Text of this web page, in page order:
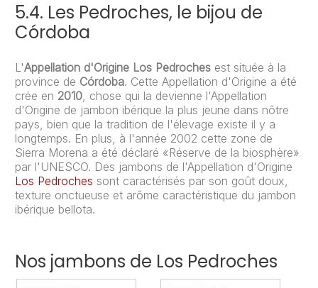
5.4. Les Pedroches, le bijou de
Córdoba
L'Appellation d'Origine Los Pedroches est située à la
province de Córdoba. Cette Appellation d'Origine a été
crée en 2010, chose qui la devienne l'Appellation
d'Origine de jambon ibérique la plus jeune dans nôtre
pays, bien que la tradition de l'élevage existe il y a
longtemps. En plus, à l'année 2002 cette zone de
Sierra Morena a été déclaré «Réserve de la biosphère»
par l'UNESCO. Des jambons de l'Appellation d'Origine
Los Pedroches sont caractérisés par son goût doux,
texture onctueuse et arôme caractéristique du jambon
ibérique bellota.
Nos jambons de Los Pedroches